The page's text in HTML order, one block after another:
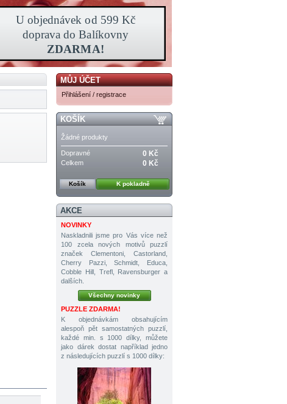
MŮJ ÚČET
Přihlášení / registrace
KOŠÍK
Žádné produkty
Dopravné 0 Kč
Celkem 0 Kč
Košík K pokladně
AKCE
NOVINKY
Naskladnili jsme pro Vás více než
100 zcela nových motivů puzzlí
značek Clementoni, Castorland,
Cherry Pazzi, Schmidt, Educa,
Cobble Hill, Trefl, Ravensburger a
dalších.
Všechny novinky
PUZZLE ZDARMA!
K objednávkám obsahujícím
alespoň pět samostatných puzzlí,
každé min. s 1000 dílky, můžete
jako dárek dostat například jedno
z následujících puzzlí s 1000 dílky: